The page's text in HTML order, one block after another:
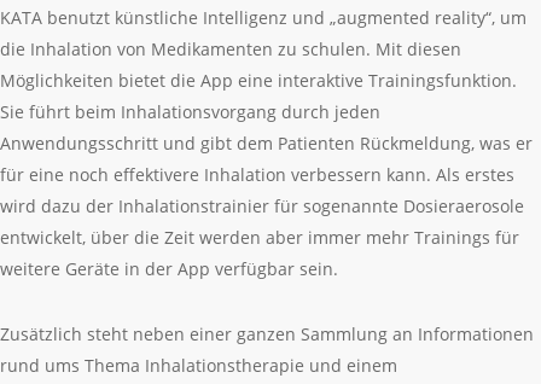
KATA benutzt künstliche Intelligenz und „augmented reality“, um
die Inhalation von Medikamenten zu schulen. Mit diesen
Möglichkeiten bietet die App eine interaktive Trainingsfunktion.
Sie führt beim Inhalationsvorgang durch jeden
Anwendungsschritt und gibt dem Patienten Rückmeldung, was er
für eine noch effektivere Inhalation verbessern kann. Als erstes
wird dazu der Inhalationstrainier für sogenannte Dosieraerosole
entwickelt, über die Zeit werden aber immer mehr Trainings für
weitere Geräte in der App verfügbar sein.
Zusätzlich steht neben einer ganzen Sammlung an Informationen
rund ums Thema Inhalationstherapie und einem